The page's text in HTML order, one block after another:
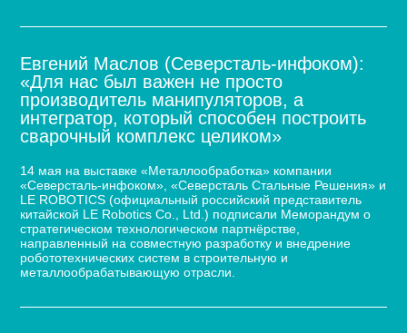
Евгений Маслов (Северсталь-инфоком):
«Для нас был важен не просто
производитель манипуляторов, а
интегратор, который способен построить
сварочный комплекс целиком»
14 мая на выставке «Металлообработка» компании
«Северсталь-инфоком», «Северсталь Стальные Решения» и
LE ROBOTICS (официальный российский представитель
китайской LE Robotics Co., Ltd.) подписали Меморандум о
стратегическом технологическом партнёрстве,
направленный на совместную разработку и внедрение
робототехнических систем в строительную и
металлообрабатывающую отрасли.